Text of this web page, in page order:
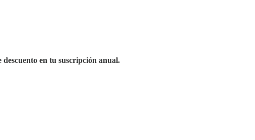
descuento en tu suscripción anual.